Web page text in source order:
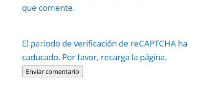
que comente.
El periodo de verificación de reCAPTCHA ha
caducado. Por favor, recarga la página.
Enviar comentario
Politica–Términos.